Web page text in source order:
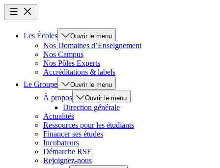
Les Écoles Ouvrir le menu
Nos Domaines d’Enseignement
Nos Campus
Nos Pôles Experts
Accréditations & labels
Le Groupe
Ouvrir le menu
À propos Ouvrir le menu
Direction générale
Actualités
Ressources pour les étudiants
Financer ses études
Incubateurs
Démarche RSE
Rejoignez-nous